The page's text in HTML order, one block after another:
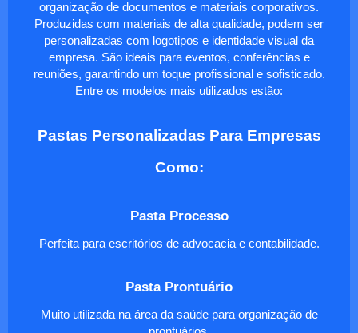
organização de documentos e materiais corporativos.
Produzidas com materiais de alta qualidade, podem ser
personalizadas com logotipos e identidade visual da
empresa. São ideais para eventos, conferências e
reuniões, garantindo um toque profissional e sofisticado.
Entre os modelos mais utilizados estão:
Pastas Personalizadas Para Empresas
Como:
Pasta Processo
Perfeita para escritórios de advocacia e contabilidade.
Pasta Prontuário
Muito utilizada na área da saúde para organização de